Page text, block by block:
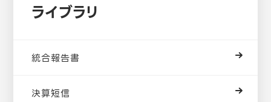
ライブラリ
統合報告書
決算短信